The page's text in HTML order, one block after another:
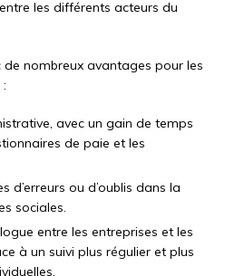
les différents acteurs du
nombreux avantages pour les
avec un gain de temps
de paie et les
d’erreurs ou d’oublis dans la
sociales.
entre les entreprises et les
à un suivi plus régulier et plus